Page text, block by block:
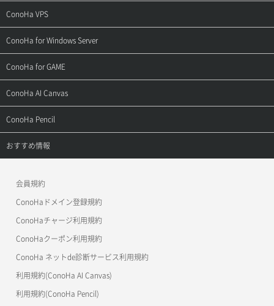
ご契約・お支払い
お問い合わせ
サポートトップ
ご利用ガイド
よくある質問
ConoHa VPS
サポートトップ
ご利用ガイド
APIドキュメントVPS3.0
ConoHa for Windows Server
サポートトップ
ご利用ガイド
APIドキュメントVPS3.0
ConoHa for GAME
サポートトップ
ご利用ガイド
ConoHa AI Canvas
サポートトップ
ご利用ガイド
ConoHa Pencil
サポートトップ
おすすめ情報
美雲このは徹底ガイド
会員規約
ConoHaドメイン登録規約
ConoHaチャージ利用規約
ConoHaクーポン利用規約
ConoHa ネットde診断サービス利用規約
利用規約(ConoHa AI Canvas)
利用規約(ConoHa Pencil)